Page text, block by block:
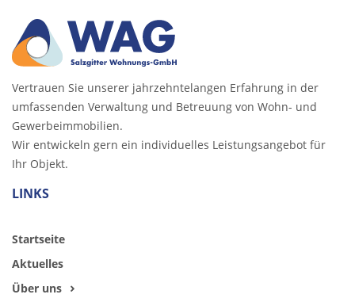
Vertrauen Sie unserer jahrzehntelangen Erfahrung in der
umfassenden Verwaltung und Betreuung von Wohn- und
Gewerbeimmobilien.
Wir entwickeln gern ein individuelles Leistungsangebot für
Ihr Objekt.
LINKS
Startseite
Aktuelles
Über uns